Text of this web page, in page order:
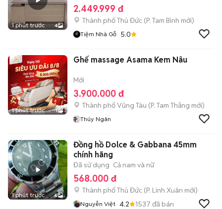
1 phút trước 4
2.449.999 đ
Thành phố Thủ Đức (P. Tam Bình mới)
Tiệm Nhà Gỗ 5.0
1 phút trước 1
Ghế massage Asama Kem Nâu
Mới
3.900.000 đ
Thành phố Vũng Tàu (P. Tam Thắng mới)
Thúy Ngân
1 phút trước 6
Đồng hồ Dolce & Gabbana 45mm
chính hãng
Đã sử dụng Cả nam và nữ
568.000 đ
Thành phố Thủ Đức (P. Linh Xuân mới)
Nguyễn Việt 4.2 1537 đã bán